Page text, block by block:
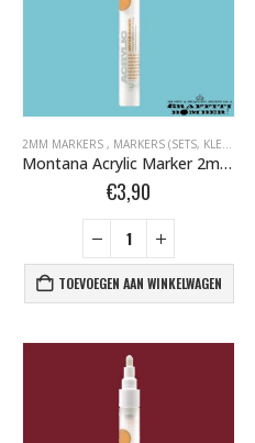
2MM MARKERS , MARKERS (SETS, KLEUR, EMPTY)
Montana Acrylic Marker 2mm 100% Cyan 346361
€3,90
TOEVOEGEN AAN WINKELWAGEN